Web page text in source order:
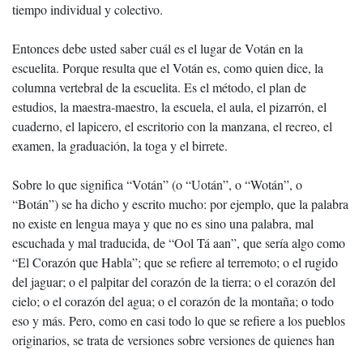
tiempo individual y colectivo.
Entonces debe usted saber cuál es el lugar de Votán en la
escuelita. Porque resulta que el Votán es, como quien dice, la
columna vertebral de la escuelita. Es el método, el plan de
estudios, la maestra-maestro, la escuela, el aula, el pizarrón, el
cuaderno, el lapicero, el escritorio con la manzana, el recreo, el
examen, la graduación, la toga y el birrete.
Sobre lo que significa “Votán” (o “Uotán”, o “Wotán”, o
“Botán”) se ha dicho y escrito mucho: por ejemplo, que la palabra
no existe en lengua maya y que no es sino una palabra, mal
escuchada y mal traducida, de “Ool Tá aan”, que sería algo como
“El Corazón que Habla”; que se refiere al terremoto; o el rugido
del jaguar; o el palpitar del corazón de la tierra; o el corazón del
cielo; o el corazón del agua; o el corazón de la montaña; o todo
eso y más. Pero, como en casi todo lo que se refiere a los pueblos
originarios, se trata de versiones sobre versiones de quienes han